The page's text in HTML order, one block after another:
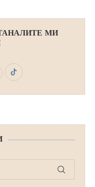
МИ